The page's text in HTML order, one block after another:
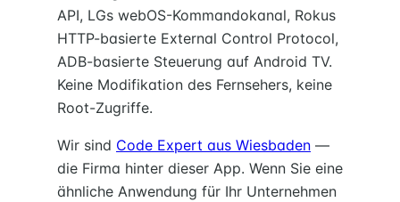
API, LGs webOS-Kommandokanal, Rokus
HTTP-basierte External Control Protocol,
ADB-basierte Steuerung auf Android TV.
Keine Modifikation des Fernsehers, keine
Root-Zugriffe.
Wir sind Code Expert aus Wiesbaden —
die Firma hinter dieser App. Wenn Sie eine
ähnliche Anwendung für Ihr Unternehmen